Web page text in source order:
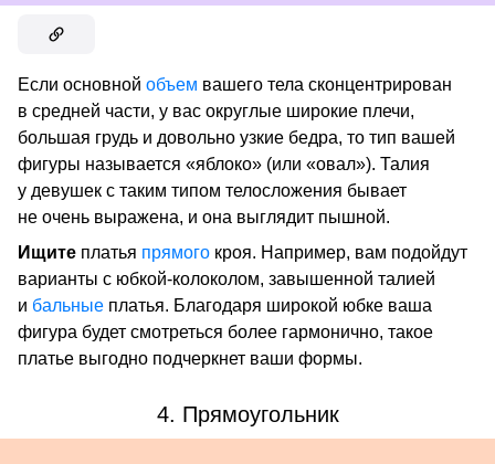
Если основной объем вашего тела сконцентрирован
в средней части, у вас округлые широкие плечи,
большая грудь и довольно узкие бедра, то тип вашей
фигуры называется «яблоко» (или «овал»). Талия
у девушек с таким типом телосложения бывает
не очень выражена, и она выглядит пышной.
Ищите платья прямого кроя. Например, вам подойдут
варианты с юбкой-колоколом, завышенной талией
и бальные платья. Благодаря широкой юбке ваша
фигура будет смотреться более гармонично, такое
платье выгодно подчеркнет ваши формы.
4. Прямоугольник